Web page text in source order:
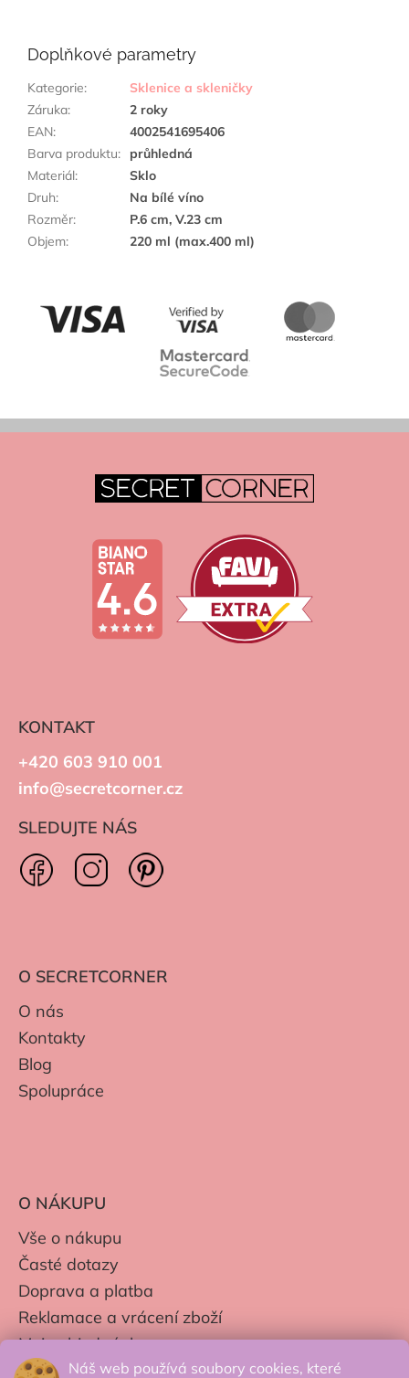
Náš web používá soubory cookies, které
Doplňkové parametry
Kategorie:
Sklenice a skleničky
Záruka:
2 roky
EAN:
4002541695406
Barva produktu:
průhledná
Materiál:
Sklo
Druh:
Na bílé víno
Rozměr:
P.6 cm, V.23 cm
Objem: 220 ml (max.400 ml)
KONTAKT
+420 603 910 001
info@secretcorner.cz
SLEDUJTE NÁS
O SECRETCORNER
O nás
Kontakty
Blog
Spolupráce
O NÁKUPU
Vše o nákupu
Časté dotazy
Doprava a platba
Reklamace a vrácení zboží
Moje objednávky
Obchodní podmínky